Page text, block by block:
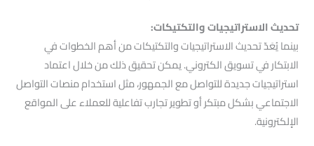
تحديث الاستراتيجيات والتكتيكات:
بينما يُعَدّ تحديث الاستراتيجيات والتكتيكات من أهم الخطوات في
الابتكار في تسويق الكتروني. يمكن تحقيق ذلك من خلال اعتماد
استراتيجيات جديدة للتواصل مع الجمهور، مثل استخدام منصات التواصل
الاجتماعي بشكل مبتكر أو تطوير تجارب تفاعلية للعملاء على المواقع
الإلكترونية.